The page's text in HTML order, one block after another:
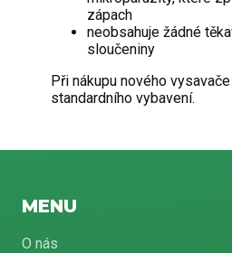
zápach
neobsahuje žádné
sloučeniny
Při nákupu nového
standardního vybavení.
MENU
O nás